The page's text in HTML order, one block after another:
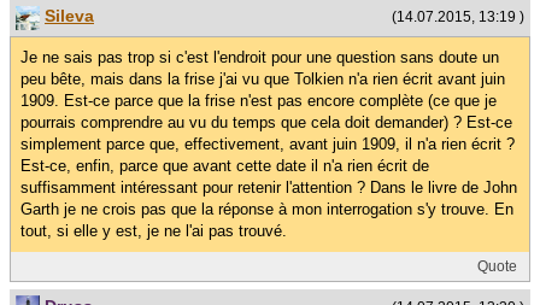
(14.07.2015, 13:19 )
Sileva
Je ne sais pas trop si c'est l'endroit pour une question sans doute un
peu bête, mais dans la frise j'ai vu que Tolkien n'a rien écrit avant juin
1909. Est-ce parce que la frise n'est pas encore complète (ce que je
pourrais comprendre au vu du temps que cela doit demander) ? Est-ce
simplement parce que, effectivement, avant juin 1909, il n'a rien écrit ?
Est-ce, enfin, parce que avant cette date il n'a rien écrit de
suffisamment intéressant pour retenir l'attention ? Dans le livre de John
Garth je ne crois pas que la réponse à mon interrogation s'y trouve. En
tout, si elle y est, je ne l'ai pas trouvé.
Quote